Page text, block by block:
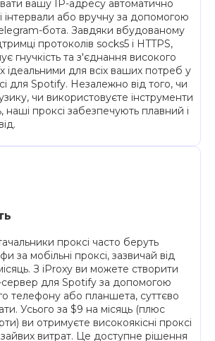
вашу IP-адресу автоматично
інтервали або вручну за допомогою
бота. Завдяки вбудованому
протоколів socks5 і HTTPS,
гнучкість та з'єднання високого
ідеальними для всіх ваших потреб у
для Spotify. Незалежно від того, чи
чи використовуєте інструменти
наші проксі забезпечують плавний і
проксі часто беруть
за мобільні проксі, зазвичай від
З iProxy ви можете створити
сервер для Spotify за допомогою
телефону або планшета, суттєво
Усього за $9 на місяць (плюс
ви отримуєте високоякісні проксі
витрат. Це доступне рішення